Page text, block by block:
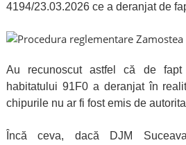
4194/23.03.2026 ce a deranjat de
Au recunoscut astfel că de fapt
habitatului 91F0 a deranjat în
chipurile nu ar fi fost emis de
Încă ceva, dacă DJM